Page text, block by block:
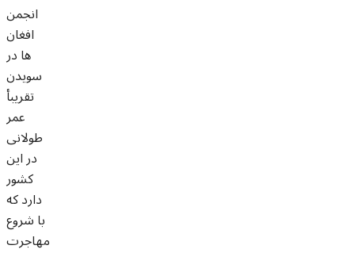
انجمن
افغان
ها در
سویدن
تقریبأ
عمر
طولانی
در این
کشور
دارد که
با شروع
مهاجرت